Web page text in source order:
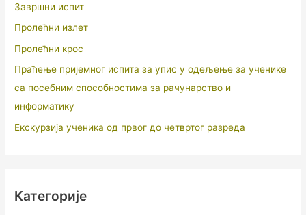
Завршни испит
Пролећни излет
Пролећни крос
Праћење пријемног испита за упис у одељење за ученике
са посебним способностима за рачунарство и
информатику
Екскурзија ученика од првог до четвртог разреда
Категорије